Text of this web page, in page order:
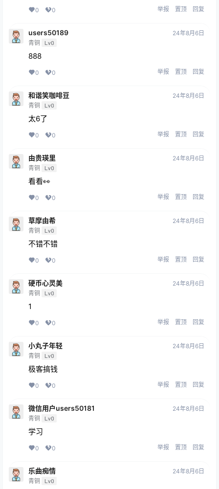
0 0 举报 置顶 回复
users50189
青铜 Lv0
24年8月6日
888
0 0 举报 置顶 回复
和谐笑咖啡豆
青铜 Lv0
24年8月6日
太6了
0 0 举报 置顶 回复
由贵瑛里
青铜 Lv0
24年8月6日
看看👀
0 0 举报 置顶 回复
草摩由希
青铜 Lv0
24年8月6日
不错不错
0 0 举报 置顶 回复
硬币心灵美
青铜 Lv0
24年8月6日
1
0 0 举报 置顶 回复
小丸子年轻
青铜 Lv0
24年8月6日
极客搞钱
0 0 举报 置顶 回复
微信用户users50181
青铜 Lv0
24年8月6日
学习
0 0 举报 置顶 回复
乐曲痴情
青铜 Lv0
24年8月6日